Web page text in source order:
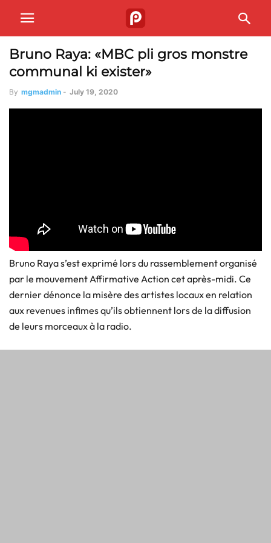
Bruno Raya: «MBC pli gros monstre
communal ki exister»
By mgmadmin - July 19, 2020
Bruno Raya s’est exprimé lors du rassemblement organisé
par le mouvement Affirmative Action cet après-midi. Ce
dernier dénonce la misère des artistes locaux en relation
aux revenues infimes qu’ils obtiennent lors de la diffusion
de leurs morceaux à la radio.